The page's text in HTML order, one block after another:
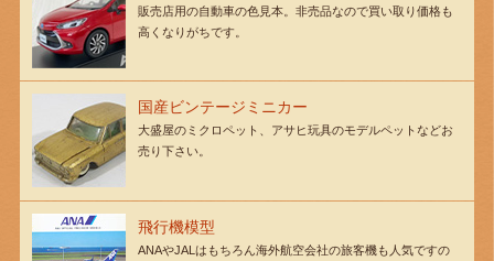
販売店用の自動車の色見本。非売品なので買い取り価格も
高くなりがちです。
国産ビンテージミニカー
大盛屋のミクロペット、アサヒ玩具のモデルペットなどお
売り下さい。
飛行機模型
ANAやJALはもちろん海外航空会社の旅客機も人気ですの